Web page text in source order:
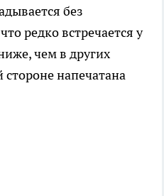
без
редко встречается у
чем в других
стороне напечатана